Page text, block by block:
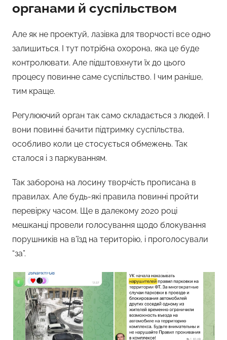
органами й суспільством
Але як не проектуй, лазівка для творчості все одно
залишиться. І тут потрібна охорона, яка це буде
контролювати. Але підштовхнути їх до цього
процесу повинне саме суспільство. І чим раніше,
тим краще.
Регулюючий орган так само складається з людей. І
вони повинні бачити підтримку суспільства,
особливо коли це стосується обмежень. Так
сталося і з паркуванням.
Так заборона на лосину творчість прописана в
правилах. Але будь-які правила повинні пройти
перевірку часом. Ще в далекому 2020 році
мешканці провели голосування щодо блокування
порушників на в’їзд на територію, і проголосували
“за”.